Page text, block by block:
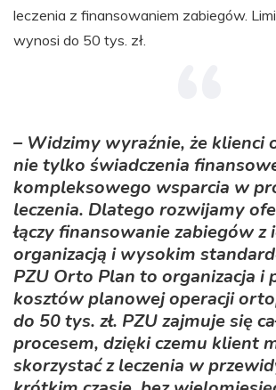
leczenia z finansowaniem zabiegów.
wynosi do 50 tys. zł.
– Widzimy wyraźnie, że klienci
nie tylko świadczenia
kompleksowego wsparcia w
leczenia. Dlatego rozwijamy
łączy finansowanie zabiegów z
organizacją i wysokim
PZU Orto Plan to organizacja i
kosztów planowej operacji
do 50 tys. zł. PZU zajmuje się
procesem, dzięki czemu klient
skorzystać z leczenia w